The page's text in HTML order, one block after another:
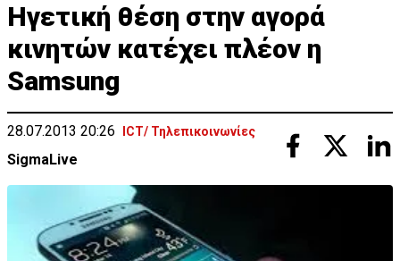
Ηγετική θέση στην αγορά
κινητών κατέχει πλέον η
Samsung
28.07.2013 20:26 ICT/ Τηλεπικοινωνίες
SigmaLive